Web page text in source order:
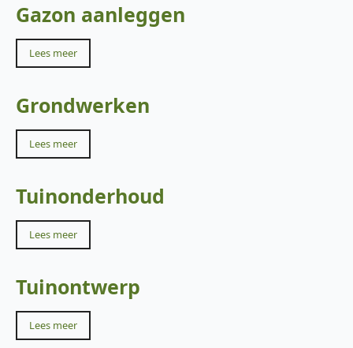
Gazon aanleggen
Lees meer
Grondwerken
Lees meer
Tuinonderhoud
Lees meer
Tuinontwerp
Lees meer